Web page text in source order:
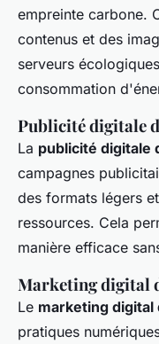
empreinte carbone.
contenus et des
serveurs
consommation
Publicité digitale
La publicité digitale
campagnes
des formats légers
ressources. Cela
manière efficace
Marketing digital
Le marketing digital
pratiques